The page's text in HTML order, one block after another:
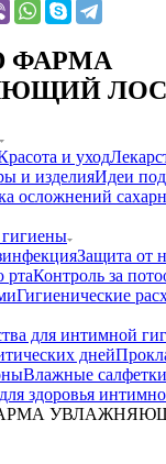
ФАРМА
и уход
и изделияИдеи
осложнений
Защита от
ртаКонтроль за
Гигиенические
для интимной
дней
Влажные
здоровья